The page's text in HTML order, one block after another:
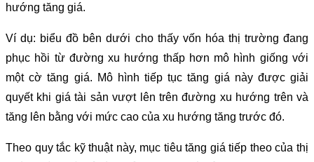
hướng tăng giá.
Ví dụ: biểu đồ bên dưới cho thấy vốn hóa thị trường đang
phục hồi từ đường xu hướng thấp hơn mô hình giống với
một cờ tăng giá. Mô hình tiếp tục tăng giá này được giải
quyết khi giá tài sản vượt lên trên đường xu hướng trên và
tăng lên bằng với mức cao của xu hướng tăng trước đó.
Theo quy tắc kỹ thuật này, mục tiêu tăng giá tiếp theo của thị